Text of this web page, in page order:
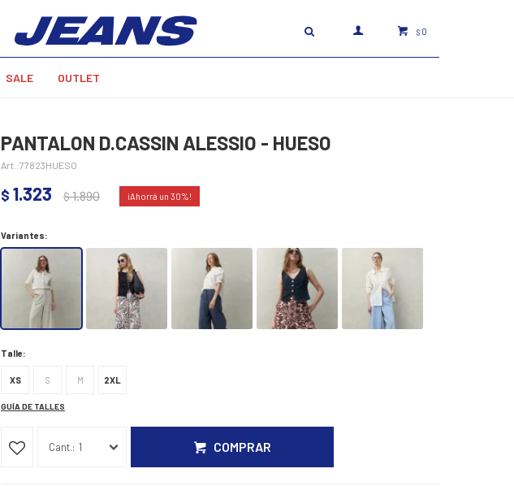
SALE OUTLET
$ 0
PANTALON D.CASSIN ALESSIO - HUESO
77823HUESO
$ 1.323 $1.890 30
Variantes:
Talle:
XS S M 2XL
GUÍA DE TALLES
1 COMPRAR